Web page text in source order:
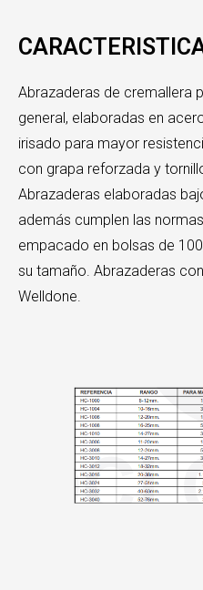
Abrazaderas de cremallera
general, elaboradas en
irisado para mayor
con grapa reforzada y
Abrazaderas elaboradas
además cumplen las
empacado en bolsas de
su tamaño. Abrazaderas
Welldone.